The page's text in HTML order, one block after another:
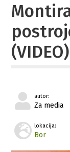
(VIDEO)
autor:
Za media
lokacija:
Bor